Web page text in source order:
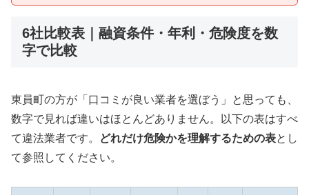
6社比較表｜融資条件・年利・危険度を数
字で比較
東員町の方が「口コミが良い業者を選ぼう」と思っても、
数字で見れば違いはほとんどありません。以下の表はすべ
て違法業者です。
どれだけ危険かを理解するための表とし
て参照してください。